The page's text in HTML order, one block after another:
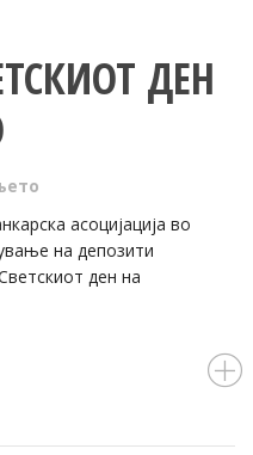
ДЕН
асоцијација во
на депозити
ден на